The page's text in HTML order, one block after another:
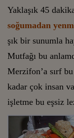
Yaklaşık 45
soğumadan
şık bir sunumla
Mutfağı bu
Merzifon’a sırf
kadar çok insan
işletme bu eşsiz